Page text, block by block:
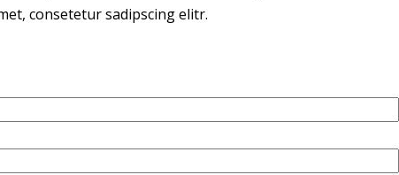
consetetur sadipscing elitr.